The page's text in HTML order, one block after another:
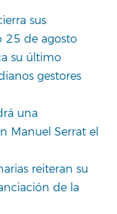
sus
25 de agosto
su último
gestores
una
Manuel Serrat el
reiteran su
de la